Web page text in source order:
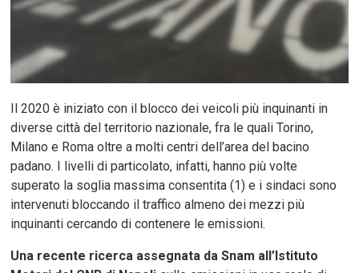
Il 2020 è iniziato con il blocco dei veicoli più inquinanti in
diverse città del territorio nazionale, fra le quali Torino,
Milano e Roma oltre a molti centri dell’area del bacino
padano. I livelli di particolato, infatti, hanno più volte
superato la soglia massima consentita (1) e i sindaci sono
intervenuti bloccando il traffico almeno dei mezzi più
inquinanti cercando di contenere le emissioni.
Una recente ricerca assegnata da Snam all’Istituto